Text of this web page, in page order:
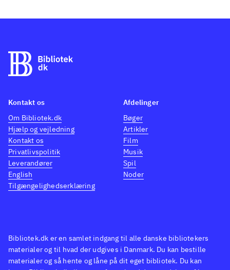
Bibliotek.dk er en samlet indgang til alle danske bibliotekers
materialer og til hvad der udgives i Danmark. Du kan bestille
materialer og så hente og låne på dit eget bibliotek. Du kan
Kontakt os
Om Bibliotek.dk
Hjælp og vejledning
Kontakt os
Privatlivspolitik
Leverandører
English
Tilgængelighedserklæring
Afdelinger
Bøger
Artikler
Film
Musik
Spil
Noder